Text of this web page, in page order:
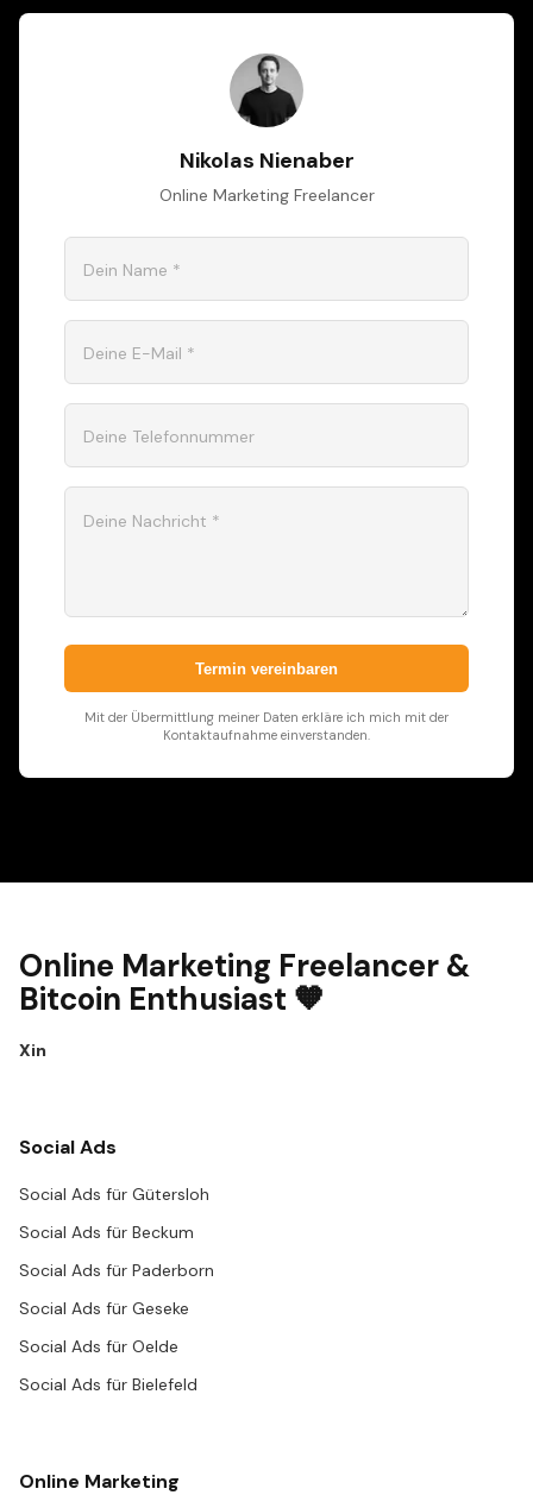
Nikolas Nienaber
Online Marketing Freelancer
Dein Name *
Deine E-Mail *
Deine Telefonnummer
Deine Nachricht *
Termin vereinbaren
Mit der Übermittlung meiner Daten erkläre ich mich mit der
Kontaktaufnahme einverstanden.
Online Marketing Freelancer &
Bitcoin Enthusiast 🧡
Xin
Social Ads
Social Ads für Gütersloh
Social Ads für Beckum
Social Ads für Paderborn
Social Ads für Geseke
Social Ads für Oelde
Social Ads für Bielefeld
Online Marketing